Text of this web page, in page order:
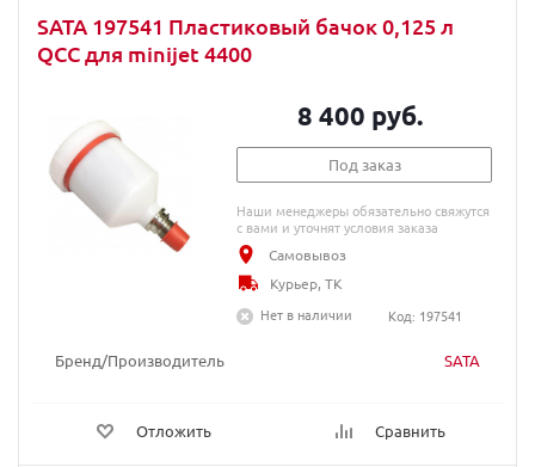
SATA 197541 Пластиковый бачок 0,125 л
QCC для minijet 4400
Бренд/Производитель SATA
Отложить Сравнить
8 400 руб.
Под заказ
Наши менеджеры обязательно свяжутся
с вами и уточнят условия заказа
Самовывоз
Курьер, ТК
Нет в наличии
Код: 197541